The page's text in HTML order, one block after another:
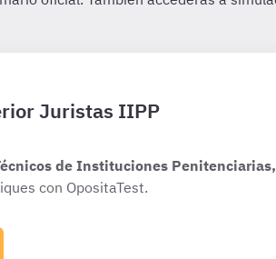
Juristas IIPP
de Instituciones Penitenciarias,
con OpositaTest.